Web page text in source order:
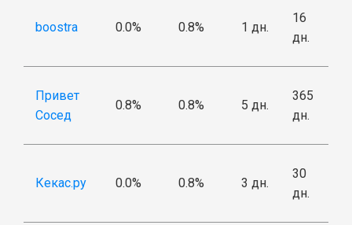
boostra 0.0% 0.8% 1 дн.
16
дн.
Привет
Сосед
0.8% 0.8% 5 дн.
365
дн.
Кекас.ру 0.0% 0.8% 3 дн.
30
дн.